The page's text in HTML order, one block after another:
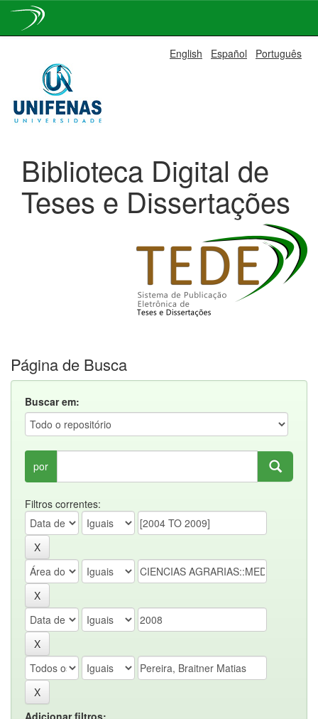
navigation
English Español Português
Biblioteca Digital de
Teses e Dissertações
Página de Busca
Buscar em:
por
Filtros correntes:
Adicionar filtros: